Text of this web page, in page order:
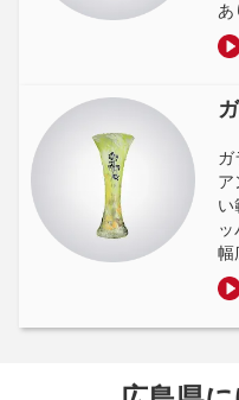
あ
ガ
ア
い
幅